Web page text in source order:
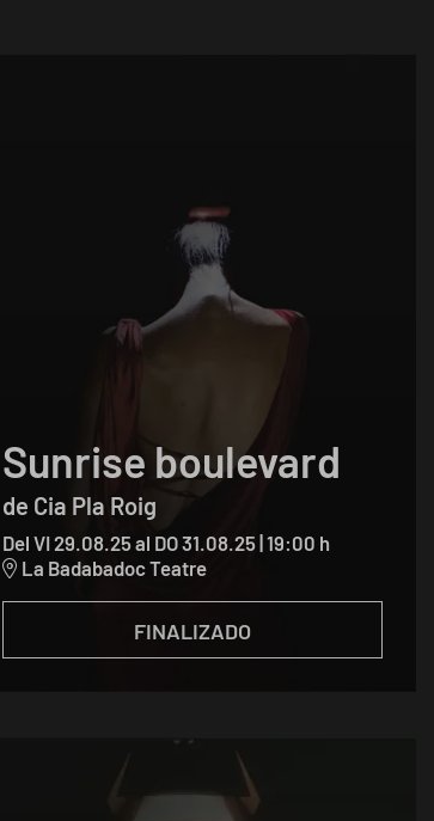
FINALIZADO
Sunrise boulevard
de Cia Pla Roig
Del VI 29.08.25al DO 31.08.25|19:00 h
La Badabadoc Teatre